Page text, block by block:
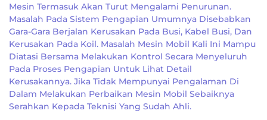
Mesin Termasuk Akan Turut Mengalami Penurunan.
Masalah Pada Sistem Pengapian Umumnya Disebabkan
Gara-Gara Berjalan Kerusakan Pada Busi, Kabel Busi, Dan
Kerusakan Pada Koil. Masalah Mesin Mobil Kali Ini Mampu
Diatasi Bersama Melakukan Kontrol Secara Menyeluruh
Pada Proses Pengapian Untuk Lihat Detail
Kerusakannya. Jika Tidak Mempunyai Pengalaman Di
Dalam Melakukan Perbaikan Mesin Mobil Sebaiknya
Serahkan Kepada Teknisi Yang Sudah Ahli.